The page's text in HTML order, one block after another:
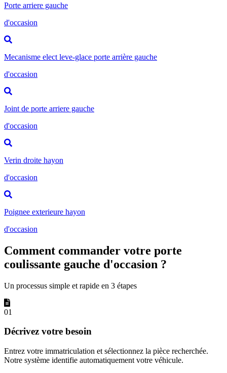
Porte arriere gauche
d'occasion
Mecanisme elect leve-glace porte arrière gauche
d'occasion
Joint de porte arriere gauche
d'occasion
Verin droite hayon
d'occasion
Poignee exterieure hayon
d'occasion
Comment commander votre porte
coulissante gauche d'occasion ?
Un processus simple et rapide en 3 étapes
01
Décrivez votre besoin
Entrez votre immatriculation et sélectionnez la pièce recherchée.
Notre système identifie automatiquement votre véhicule.